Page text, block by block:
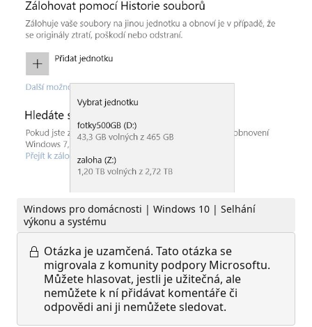
Windows pro domácnosti | Windows 10 | Selhání
výkonu a systému
Otázka je uzamčená. Tato otázka se
migrovala z komunity podpory Microsoftu.
Můžete hlasovat, jestli je užitečná, ale
nemůžete k ní přidávat komentáře či
odpovědi ani ji nemůžete sledovat.